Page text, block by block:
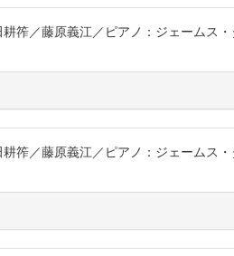
筰／藤原義江／ピアノ：ジェームス
筰／藤原義江／ピアノ：ジェームス